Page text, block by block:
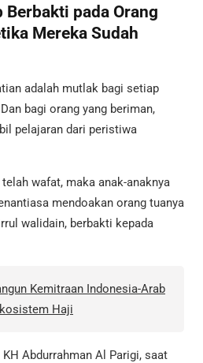
Berbakti pada Orang
Mereka Sudah
adalah mutlak bagi setiap
bagi orang yang beriman,
pelajaran dari peristiwa
wafat, maka anak-anaknya
mendoakan orang tuanya
walidain, berbakti kepada
Kemitraan Indonesia-Arab
Haji
Abdurrahman Al Parigi, saat